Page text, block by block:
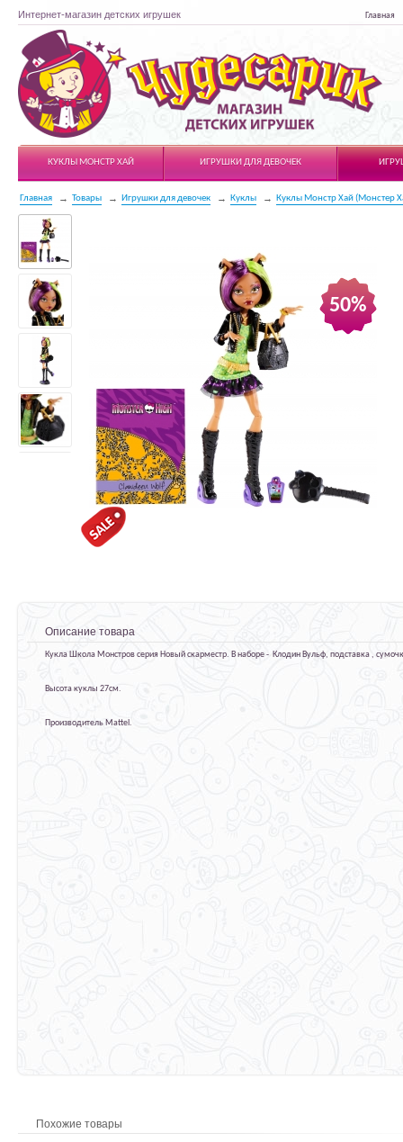
Интернет-магазин детских игрушек Главная
Чудесарик
КУКЛЫ МОНСТР ХАЙ
ИГРУШКИ ДЛЯ ДЕВОЧЕК
Главная Товары Игрушки для девочек Куклы Куклы Монстр Хай (Монстер
50%
Описание товара
Кукла Школа Монстров серия Новый скарместр. В наборе - Клодин Вульф, подставка ,
Высота куклы 27см.
Производитель Mattel.
Похожие товары